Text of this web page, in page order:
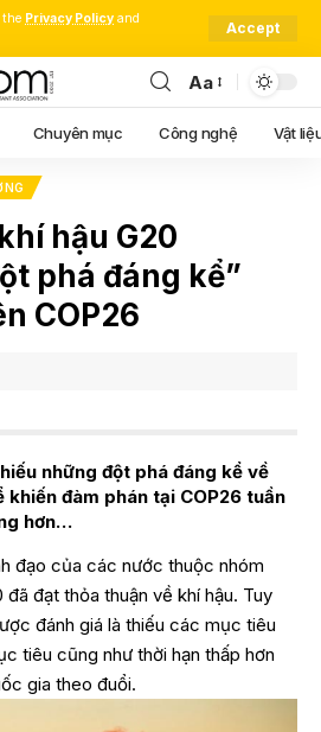
the Privacy Policy and
Accept
Font
Resizer
Aa
Chuyên mục Công nghệ Vật
hậu G20
phá đáng kể”
COP26
những đột phá đáng kể về
đàm phán tại COP26 tuần
hơn…
đạo của các nước thuộc nhóm
đạt thỏa thuận về khí hậu. Tuy
đánh giá là thiếu các mục tiêu
tiêu cũng như thời hạn thấp hơn
gia theo đuổi.